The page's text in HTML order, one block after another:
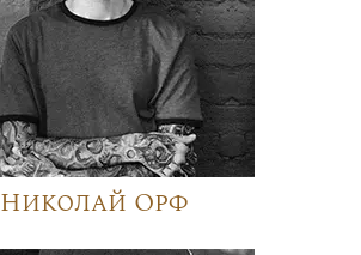
Николай Орф